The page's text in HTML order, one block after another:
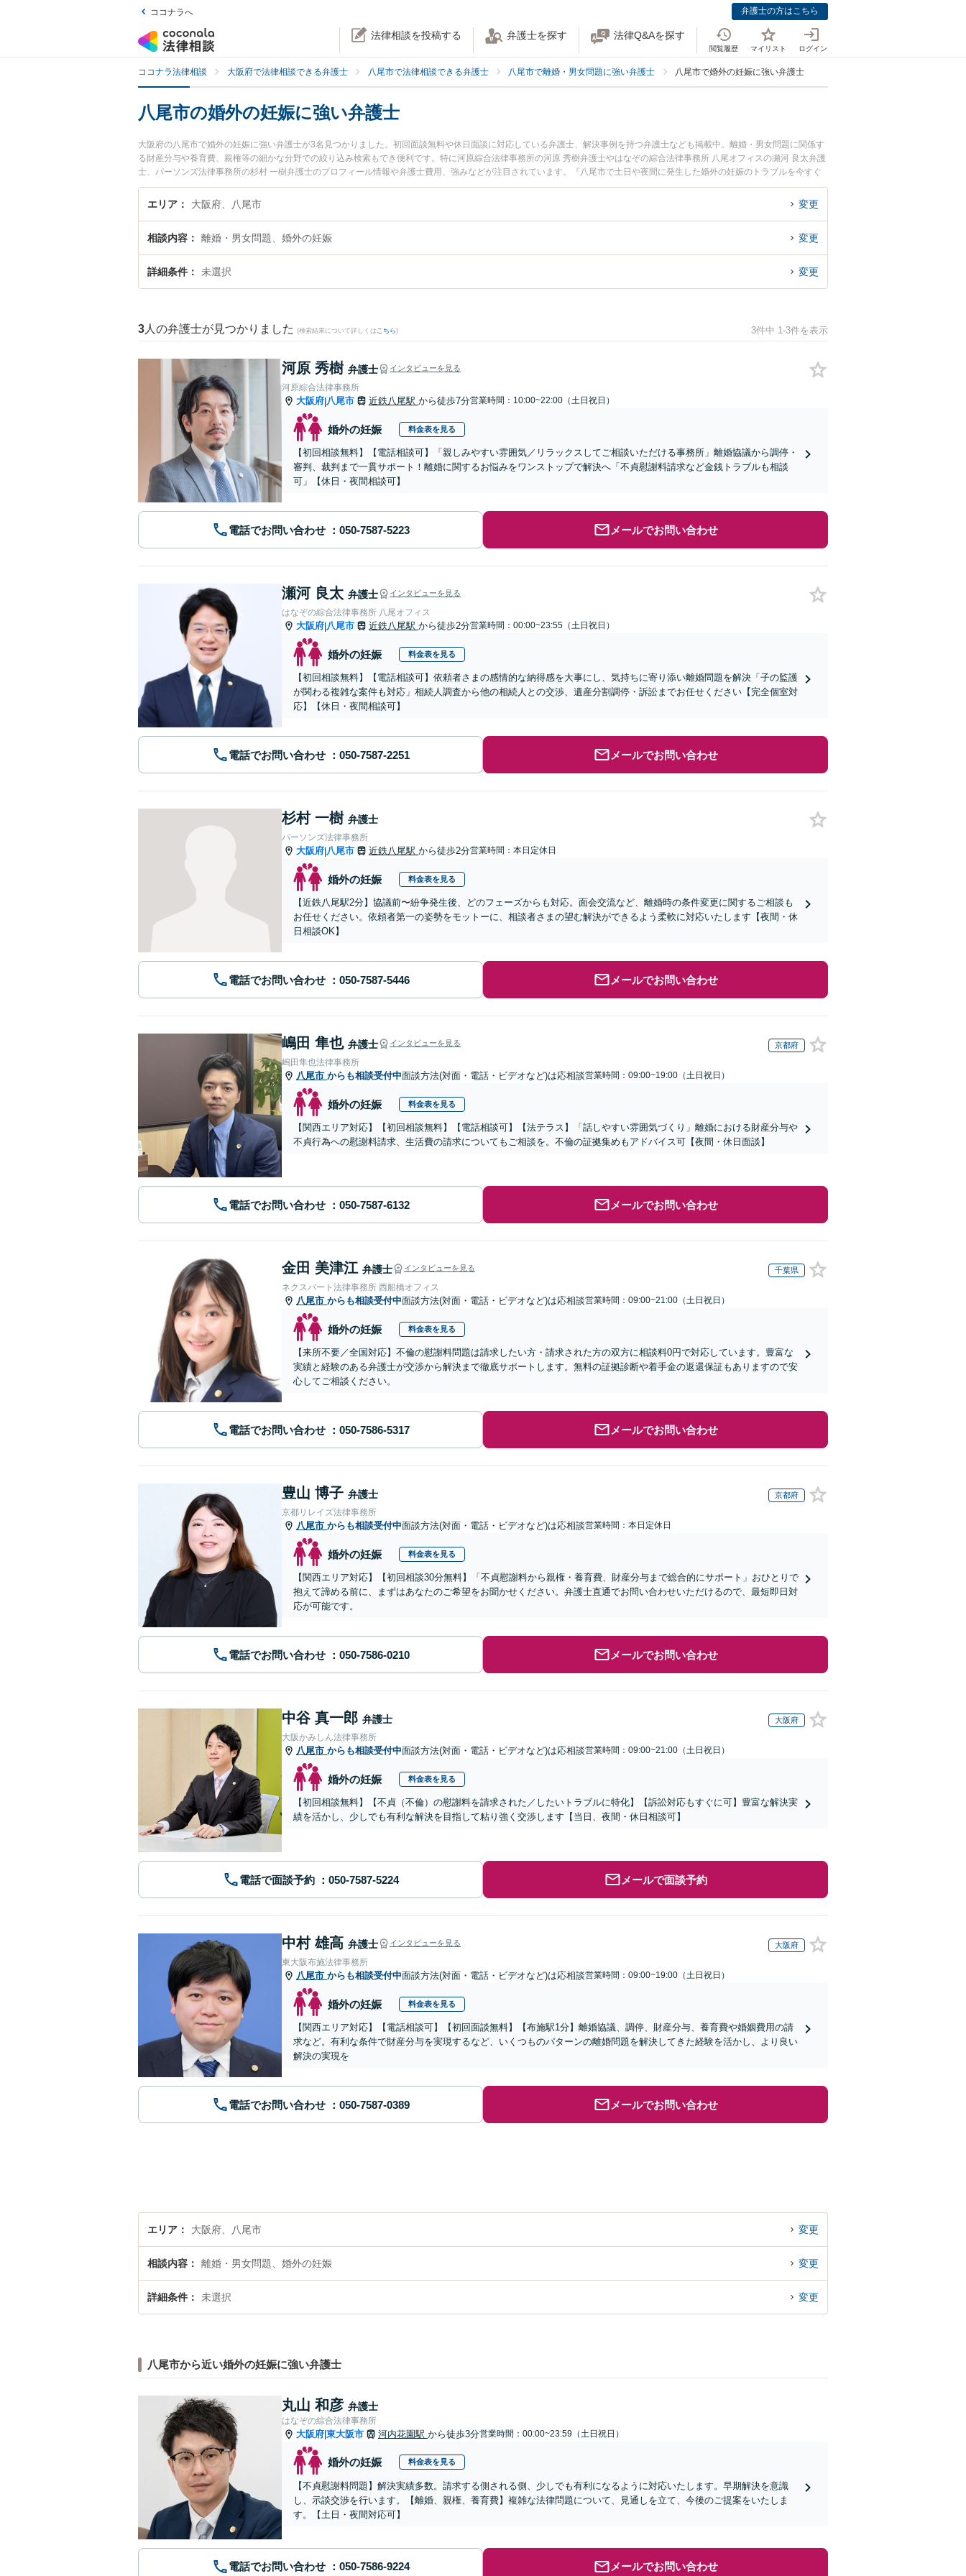
ココナラへ 弁護士の方はこちら
法律相談を投稿する 弁護士を探す 法律Q&Aを探す
閲覧履歴 マイリスト ログイン
ココナラ法律相談 大阪府で法律相談できる弁護士 八尾市で法律相談できる弁護士 八尾市で離婚・男女問題に強い弁護士 八尾市で婚外の妊娠に強い弁護士
八尾市の婚外の妊娠に強い弁護士
大阪府の八尾市で婚外の妊娠に強い弁護士が3名見つかりました。初回面談無料や休日面談に対応している弁護士、解決事例を持つ弁護士なども掲載中。離婚・男女問題に関係す
る財産分与や養育費、親権等の細かな分野での絞り込み検索もでき便利です。特に河原綜合法律事務所の河原 秀樹弁護士やはなぞの綜合法律事務所 八尾オフィスの瀬河 良太弁護
士、パーソンズ法律事務所の杉村 一樹弁護士のプロフィール情報や弁護士費用、強みなどが注目されています。『八尾市で土日や夜間に発生した婚外の妊娠のトラブルを今すぐ
に弁護士に相談したい』『婚外の妊娠のトラブル解決の実績豊富な近くの弁護士を検索したい』『初回相談無料で婚外の妊娠を法律相談できる八尾市内の弁護士に相談予約した
い』などでお困りの相談者さんにおすすめです。
エリア 大阪府、八尾市 変更
相談内容 離婚・男女問題、婚外の妊娠 変更
詳細条件 未選択 変更
3 人の弁護士が見つかりました (検索結果について詳しくは こちら) 3件中 1-3件を表示
河原 秀樹 弁護士 インタビューを見る
河原綜合法律事務所
大阪府|八尾市 近鉄八尾駅 から徒歩7分営業時間：10:00~22:00（土日祝日）
婚外の妊娠 料金表を見る
【初回相談無料】【電話相談可】「親しみやすい雰囲気／リラックスしてご相談いただける事務所」離婚協議から調停・
審判、裁判まで一貫サポート！離婚に関するお悩みをワンストップで解決へ「不貞慰謝料請求など金銭トラブルも相談
可」【休日・夜間相談可】
電話でお問い合わせ メールでお問い合わせ
瀬河 良太 弁護士 インタビューを見る
はなぞの綜合法律事務所 八尾オフィス
大阪府|八尾市 近鉄八尾駅 から徒歩2分営業時間：00:00~23:55（土日祝日）
婚外の妊娠 料金表を見る
【初回相談無料】【電話相談可】依頼者さまの感情的な納得感を大事にし、気持ちに寄り添い離婚問題を解決「子の監護
が関わる複雑な案件も対応」相続人調査から他の相続人との交渉、遺産分割調停・訴訟までお任せください【完全個室対
応】【休日・夜間相談可】
電話でお問い合わせ メールでお問い合わせ
杉村 一樹 弁護士
パーソンズ法律事務所
大阪府|八尾市 近鉄八尾駅 から徒歩2分営業時間：本日定休日
婚外の妊娠 料金表を見る
【近鉄八尾駅2分】協議前〜紛争発生後、どのフェーズからも対応。面会交流など、離婚時の条件変更に関するご相談も
お任せください。依頼者第一の姿勢をモットーに、相談者さまの望む解決ができるよう柔軟に対応いたします【夜間・休
日相談OK】
電話でお問い合わせ メールでお問い合わせ
嶋田 隼也 弁護士 インタビューを見る 京都府
嶋田隼也法律事務所
八尾市 からも相談受付中面談方法(対面・電話・ビデオなど)は応相談営業時間：09:00~19:00（土日祝日）
婚外の妊娠 料金表を見る
【関西エリア対応】【初回相談無料】【電話相談可】【法テラス】「話しやすい雰囲気づくり」離婚における財産分与や
不貞行為への慰謝料請求、生活費の請求についてもご相談を。不倫の証拠集めもアドバイス可【夜間・休日面談】
電話でお問い合わせ メールでお問い合わせ
金田 美津江 弁護士 インタビューを見る 千葉県
ネクスパート法律事務所 西船橋オフィス
八尾市 からも相談受付中面談方法(対面・電話・ビデオなど)は応相談営業時間：09:00~21:00（土日祝日）
婚外の妊娠 料金表を見る
【来所不要／全国対応】不倫の慰謝料問題は請求したい方・請求された方の双方に相談料0円で対応しています。豊富な
実績と経験のある弁護士が交渉から解決まで徹底サポートします。無料の証拠診断や着手金の返還保証もありますので安
心してご相談ください。
電話でお問い合わせ メールでお問い合わせ
豊山 博子 弁護士 京都府
京都リレイズ法律事務所
八尾市 からも相談受付中面談方法(対面・電話・ビデオなど)は応相談営業時間：本日定休日
婚外の妊娠 料金表を見る
【関西エリア対応】【初回相談30分無料】「不貞慰謝料から親権・養育費、財産分与まで総合的にサポート」おひとりで
抱えて諦める前に、まずはあなたのご希望をお聞かせください。弁護士直通でお問い合わせいただけるので、最短即日対
応が可能です。
電話でお問い合わせ メールでお問い合わせ
中谷 真一郎 弁護士 大阪府
大阪かみしん法律事務所
八尾市 からも相談受付中面談方法(対面・電話・ビデオなど)は応相談営業時間：09:00~21:00（土日祝日）
婚外の妊娠 料金表を見る
【初回相談無料】【不貞（不倫）の慰謝料を請求された／したいトラブルに特化】【訴訟対応もすぐに可】豊富な解決実
績を活かし、少しでも有利な解決を目指して粘り強く交渉します【当日、夜間・休日相談可】
電話で面談予約 メールで面談予約
中村 雄高 弁護士 インタビューを見る 大阪府
東大阪布施法律事務所
八尾市 からも相談受付中面談方法(対面・電話・ビデオなど)は応相談営業時間：09:00~19:00（土日祝日）
婚外の妊娠 料金表を見る
【関西エリア対応】【電話相談可】【初回面談無料】【布施駅1分】離婚協議、調停、財産分与、養育費や婚姻費用の請
求など。有利な条件で財産分与を実現するなど、いくつものパターンの離婚問題を解決してきた経験を活かし、より良い
解決の実現を
電話でお問い合わせ メールでお問い合わせ
エリア 大阪府、八尾市 変更
相談内容 離婚・男女問題、婚外の妊娠 変更
詳細条件 未選択 変更
八尾市から近い婚外の妊娠に強い弁護士
丸山 和彦 弁護士
はなぞの綜合法律事務所
大阪府 東大阪市 河内花園駅 から徒歩3分営業時間：00:00~23:59（土日祝日）
婚外の妊娠 料金表を見る
【不貞慰謝料問題】解決実績多数。請求する側される側、少しでも有利になるように対応いたします。早期解決を意識
し、示談交渉を行います。【離婚、親権、養育費】複雑な法律問題について、見通しを立て、今後のご提案をいたしま
す。【土日・夜間対応可】
電話でお問い合わせ メールでお問い合わせ